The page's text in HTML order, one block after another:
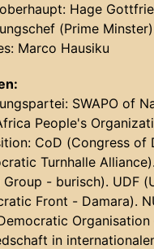
Hage
(Prime
Marco Hausiku
SWAPO of
People's
CoD (Congress of
Turnhalle
- burisch). UDF
Front - Damara).
Organisation
in